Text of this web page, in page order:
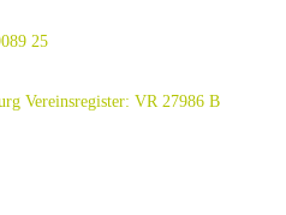
25
Vereinsregister: VR 27986 B